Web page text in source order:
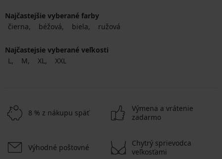
Najčastejšie vyberané farby
čierna
béžová biela ružová
Najčastejsie vyberané veľkosti
L
M XL XXL
8 % z nákupu späť
Výmena a vrátenie
zadarmo
Výhodné poštovné
Chytrý sprievodca
veľkosťami